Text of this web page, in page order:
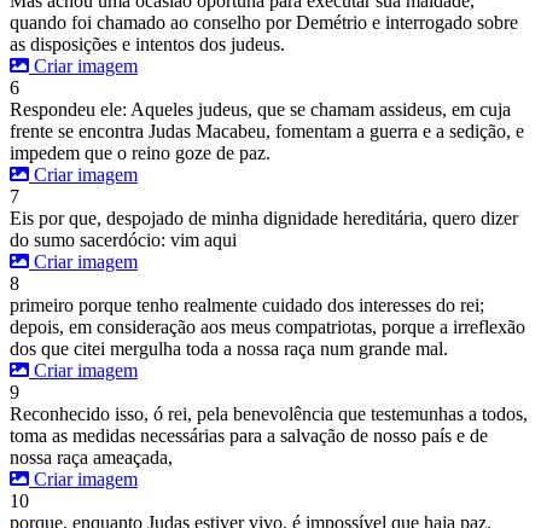
quando foi chamado ao conselho por Demétrio e interrogado sobre
as disposições e intentos dos judeus.
Criar imagem
6
Respondeu ele: Aqueles judeus, que se chamam assideus, em cuja
frente se encontra Judas Macabeu, fomentam a guerra e a sedição, e
impedem que o reino goze de paz.
Criar imagem
7
Eis por que, despojado de minha dignidade hereditária, quero dizer
do sumo sacerdócio: vim aqui
Criar imagem
8
primeiro porque tenho realmente cuidado dos interesses do rei;
depois, em consideração aos meus compatriotas, porque a irreflexão
dos que citei mergulha toda a nossa raça num grande mal.
Criar imagem
9
Reconhecido isso, ó rei, pela benevolência que testemunhas a todos,
toma as medidas necessárias para a salvação de nosso país e de
nossa raça ameaçada,
Criar imagem
10
porque, enquanto Judas estiver vivo, é impossível que haja paz.